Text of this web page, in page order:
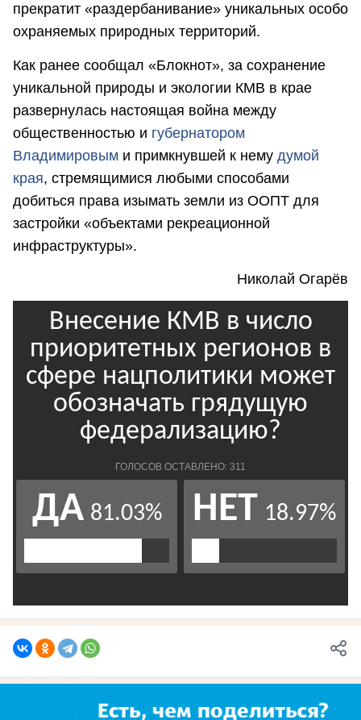
прекратит «раздербанивание» уникальных особо
охраняемых природных территорий.
Как ранее сообщал «Блокнот», за сохранение
уникальной природы и экологии КМВ в крае
развернулась настоящая война между
общественностью и губернатором
Владимировым и примкнувшей к нему думой
края, стремящимися любыми способами
добиться права изымать земли из ООПТ для
застройки «объектами рекреационной
инфраструктуры».
Николай Огарёв